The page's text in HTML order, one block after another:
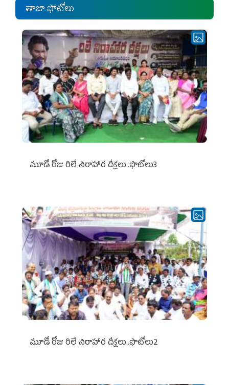
తాజా ఫోటోలు
మూడో రోజు రిలే నిరాహార దీక్షలు..ఫొటోలు3
మూడో రోజు రిలే నిరాహార దీక్షలు..ఫొటోలు2